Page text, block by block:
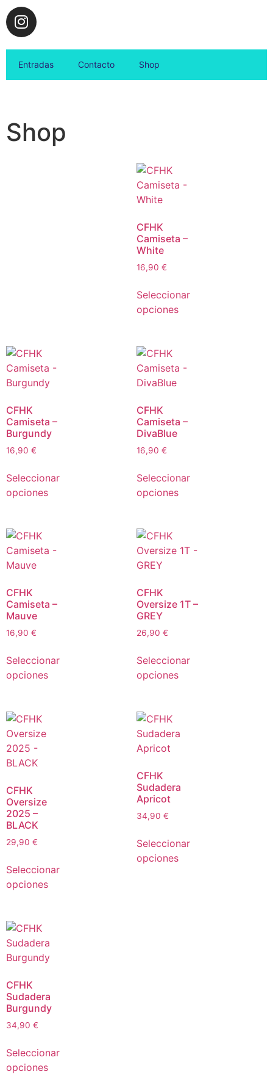
Entradas Contacto Shop
Shop
CFHK
Camiseta –
White
16,90 €
Seleccionar
opciones
CFHK
Camiseta –
Burgundy
16,90 €
Seleccionar
opciones
CFHK
Camiseta –
DivaBlue
16,90 €
Seleccionar
opciones
CFHK
Camiseta –
Mauve
16,90 €
Seleccionar
opciones
CFHK
Oversize 1T –
GREY
26,90 €
Seleccionar
opciones
CFHK
Oversize
2025 –
BLACK
29,90 €
Seleccionar
opciones
CFHK
Sudadera
Apricot
34,90 €
Seleccionar
opciones
CFHK
Sudadera
Burgundy
34,90 €
Seleccionar
opciones